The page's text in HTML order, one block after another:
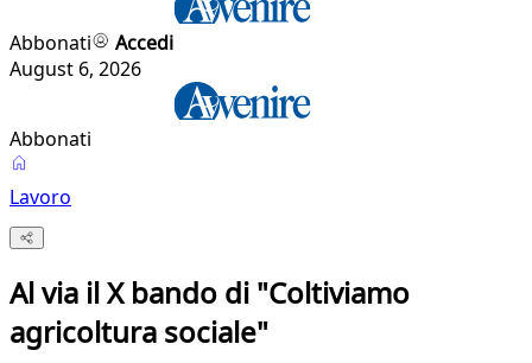
Abbonati
Accedi
August 6, 2026
Abbonati
Lavoro
Al via il X bando di "Coltiviamo
agricoltura sociale"